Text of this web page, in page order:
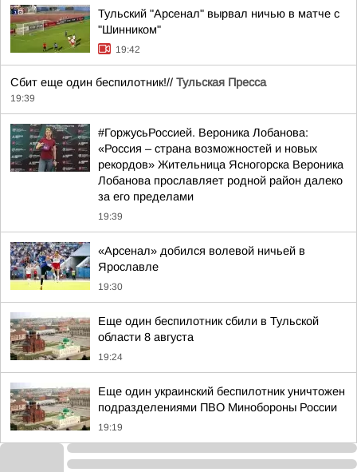
Тульский "Арсенал" вырвал ничью в матче с
"Шинником"
19:42
Сбит еще один беспилотник!// Тульская Пресса
19:39
#ГоржусьРоссией. Вероника Лобанова:
«Россия – страна возможностей и новых
рекордов» Жительница Ясногорска Вероника
Лобанова прославляет родной район далеко
за его пределами
19:39
«Арсенал» добился волевой ничьей в
Ярославле
19:30
Еще один беспилотник сбили в Тульской
области 8 августа
19:24
Еще один украинский беспилотник уничтожен
подразделениями ПВО Минобороны России
19:19